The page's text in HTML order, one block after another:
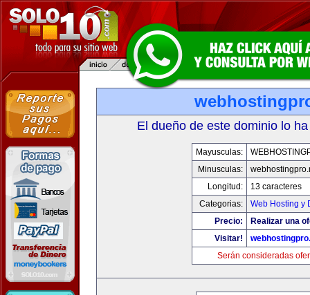
El dueño de este dominio lo
Mayusculas:
Minusculas:
Longitud:
13 caracteres
Categorias:
Web Hosting y
Precio:
Realizar una
Visitar!
Serán consideradas